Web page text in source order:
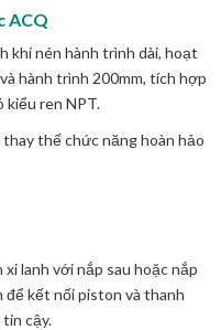
ACQ
khí nén hành trình dài, hoạt
hành trình 200mm, tích hợp
kiểu ren NPT.
thế chức năng hoàn hảo
lanh với nắp sau hoặc nắp
kết nối piston và thanh
cậy.